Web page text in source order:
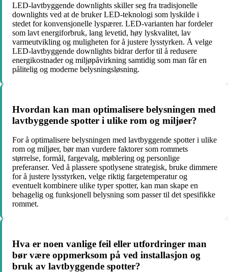
LED-lavtbyggende downlights skiller seg fra tradisjonelle
downlights ved at de bruker LED-teknologi som lyskilde i
stedet for konvensjonelle lyspærer. LED-varianten har fordeler
som lavt energiforbruk, lang levetid, høy lyskvalitet, lav
varmeutvikling og muligheten for å justere lysstyrken. Å velge
LED-lavtbyggende downlights bidrar derfor til å redusere
energikostnader og miljøpåvirkning samtidig som man får en
pålitelig og moderne belysningsløsning.
Hvordan kan man optimalisere belysningen med
lavtbyggende spotter i ulike rom og miljøer?
For å optimalisere belysningen med lavtbyggende spotter i ulike
rom og miljøer, bør man vurdere faktorer som rommets
størrelse, formål, fargevalg, møblering og personlige
preferanser. Ved å plassere spotlysene strategisk, bruke dimmere
for å justere lysstyrken, velge riktig fargetemperatur og
eventuelt kombinere ulike typer spotter, kan man skape en
behagelig og funksjonell belysning som passer til det spesifikke
rommet.
Hva er noen vanlige feil eller utfordringer man
bør være oppmerksom på ved installasjon og
bruk av lavtbyggende spotter?